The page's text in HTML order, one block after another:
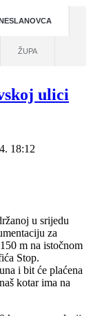
ŽUPA
ulici
18:12
u srijedu
za
m na istočnom
Stop.
i bit će plaćena
kotar ima na